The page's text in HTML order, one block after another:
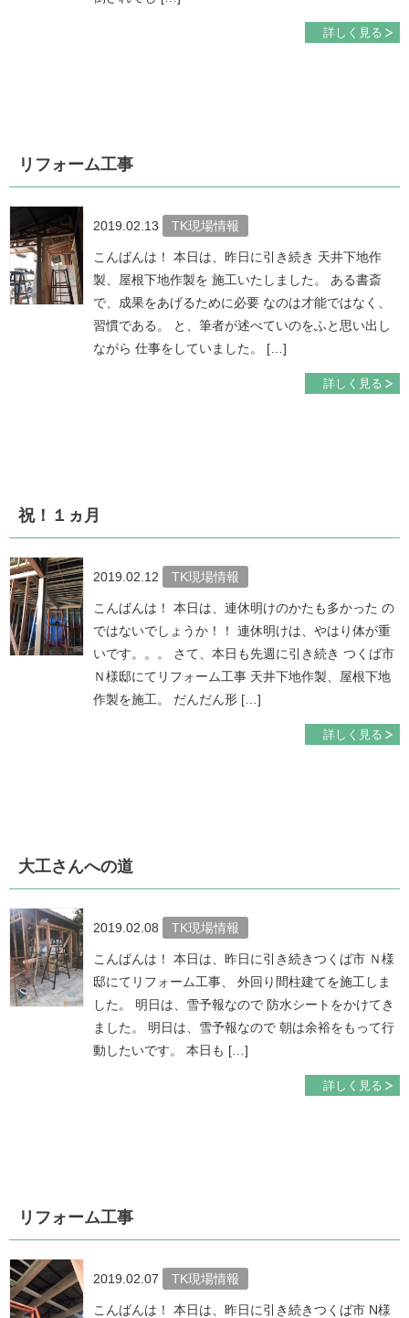
詳しく見る
リフォーム工事
2019.02.13 TK現場情報
こんばんは！ 本日は、昨日に引き続き 天井下地作
製、屋根下地作製を 施工いたしました。 ある書斎
で、成果をあげるために必要 なのは才能ではなく、
習慣である。 と、筆者が述べていのをふと思い出し
ながら 仕事をしていました。 […]
詳しく見る
祝！１ヵ月
2019.02.12 TK現場情報
こんばんは！ 本日は、連休明けのかたも多かった の
ではないでしょうか！！ 連休明けは、やはり体が重
いです。。。 さて、本日も先週に引き続き つくば市
Ｎ様邸にてリフォーム工事 天井下地作製、屋根下地
作製を施工。 だんだん形 […]
詳しく見る
大工さんへの道
2019.02.08 TK現場情報
こんばんは！ 本日は、昨日に引き続きつくば市 Ｎ様
邸にてリフォーム工事、 外回り間柱建てを施工しま
した。 明日は、雪予報なので 防水シートをかけてき
ました。 明日は、雪予報なので 朝は余裕をもって行
動したいです。 本日も […]
詳しく見る
リフォーム工事
2019.02.07 TK現場情報
こんばんは！ 本日は、昨日に引き続きつくば市 N様